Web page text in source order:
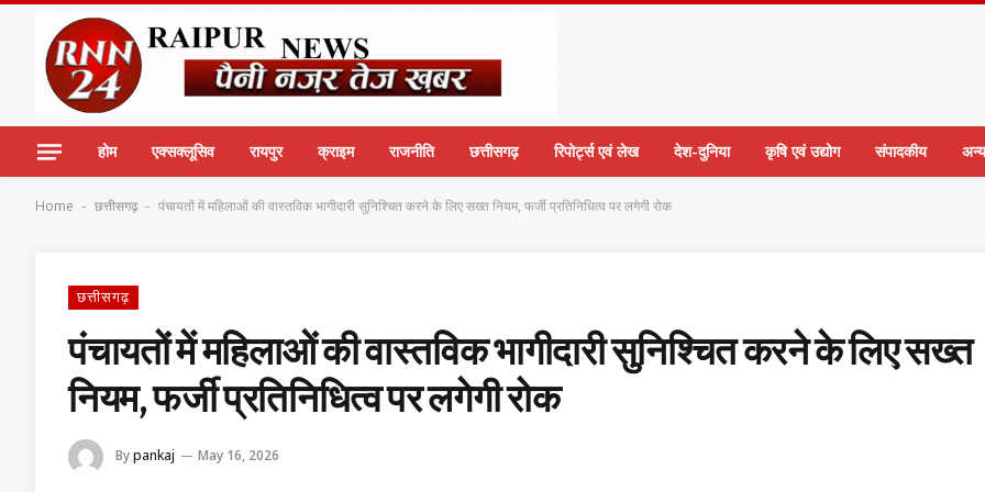
होम एक्सक्लूसिव रायपुर क्राइम राजनीति छत्तीसगढ़ रिपोर्ट्स एवं लेख देश-दुनिया कृषि एवं उद्योग संपादकीय अन्य
Home - छत्तीसगढ़ - पंचायतों में महिलाओं की वास्तविक भागीदारी सुनिश्चित करने के लिए सख्त नियम, फर्जी प्रतिनिधित्व पर लगेगी रोक
छत्तीसगढ़
पंचायतों में महिलाओं की वास्तविक भागीदारी सुनिश्चित करने के लिए सख्त
नियम, फर्जी प्रतिनिधित्व पर लगेगी रोक
Bypankaj May 16, 2026